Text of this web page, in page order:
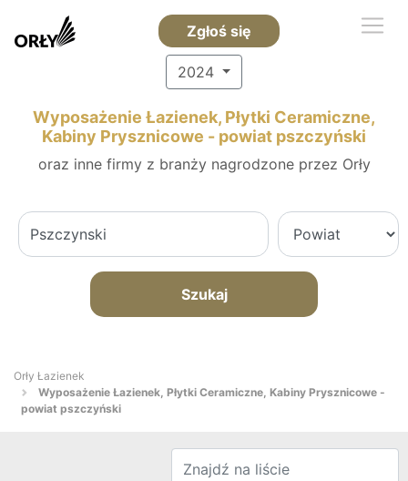
Zgłoś się
2024
Wyposażenie Łazienek, Płytki Ceramiczne,
Kabiny Prysznicowe - powiat pszczyński
oraz inne firmy z branży nagrodzone przez Orły
Szukaj
Orły Łazienek
Wyposażenie Łazienek, Płytki Ceramiczne, Kabiny Prysznicowe -
powiat pszczyński